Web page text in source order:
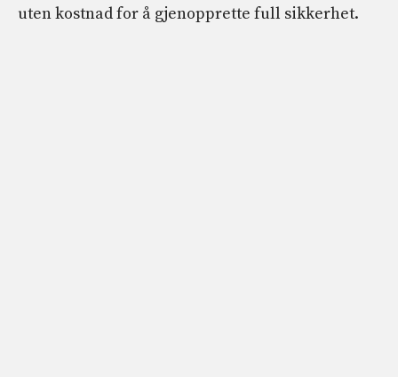
uten kostnad for å gjenopprette full sikkerhet.